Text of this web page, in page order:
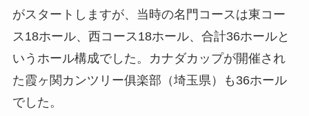
がスタートしますが、当時の名門コースは東コー
ス18ホール、西コース18ホール、合計36ホールと
いうホール構成でした。カナダカップが開催され
た霞ヶ関カンツリー俱楽部（埼玉県）も36ホール
でした。